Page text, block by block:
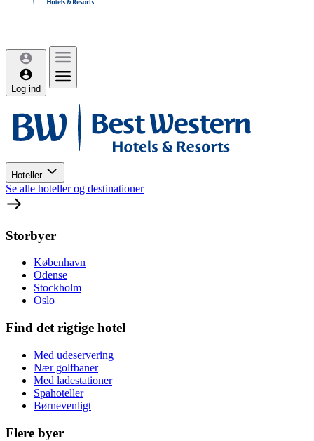
Log ind
Hoteller
Se alle hoteller og destinationer
Storbyer
København
Odense
Stockholm
Oslo
Find det rigtige hotel
Med udeservering
Nær golfbaner
Med ladestationer
Spahoteller
Børnevenligt
Flere byer